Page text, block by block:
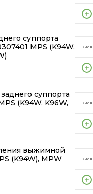
суппорта
MPS (K94W,
Киев
суппорта
(K94W, K96W,
Киев
выжимной
(K94W), MPW
Киев